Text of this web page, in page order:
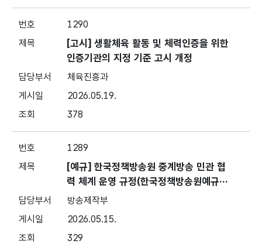
1290
[고시] 생활체육 활동 및 체력인증을 위한
인증기관의 지정 기준 고시 개정
체육진흥과
2026.05.19.
378
1289
[예규] 한국정책방송원 중계방송 민관 협
력 체계 운영 규정(한국정책방송원예규
제206호, 2026. 5. 13., 제정)
방송제작부
2026.05.15.
329